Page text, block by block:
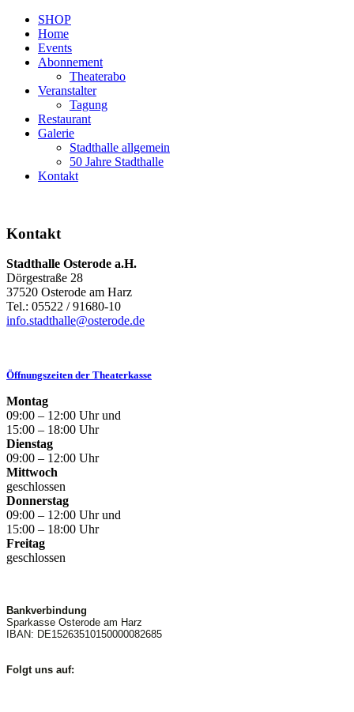
SHOP
Home
Events
Abonnement
Theaterabo
Veranstalter
Tagung
Restaurant
Galerie
Stadthalle allgemein
50 Jahre Stadthalle
Kontakt
Kontakt
Stadthalle Osterode a.H.
Dörgestraße 28
37520 Osterode am Harz
Tel.: 05522 / 91680-10
info.stadthalle@osterode.de
Öffnungszeiten der Theaterkasse
Montag
09:00 – 12:00 Uhr und
15:00 – 18:00 Uhr
Dienstag
09:00 – 12:00 Uhr
Mittwoch
geschlossen
Donnerstag
09:00 – 12:00 Uhr und
15:00 – 18:00 Uhr
Freitag
geschlossen
Bankverbindung
Sparkasse Osterode am Harz
IBAN: DE15263510150000082685
Folgt uns auf: